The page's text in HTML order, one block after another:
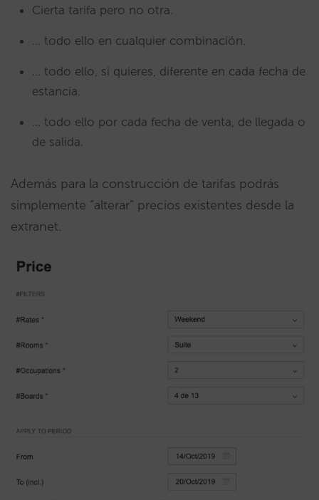
Cierta tarifa pero no otra.
… todo ello en cualquier combinación.
… todo ello, si quieres, diferente en cada fecha de
estancia.
… todo ello por cada fecha de venta, de llegada o
de salida.
Además para la construcción de tarifas podrás
simplemente “alterar” precios existentes desde la
extranet.